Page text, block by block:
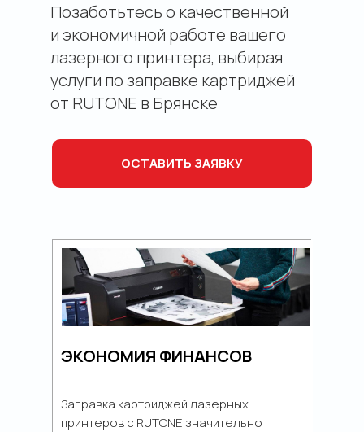
Позаботьтесь о качественной
и экономичной работе вашего
лазерного принтера, выбирая
услуги по заправке картриджей
от RUTONE в Брянске
ОСТАВИТЬ ЗАЯВКУ
ЭКОНОМИЯ ФИНАНСОВ
Заправка картриджей лазерных
принтеров с RUTONE значительно